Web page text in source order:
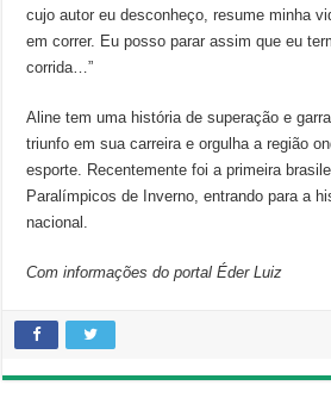
cujo autor eu desconheço, resume minha
em correr. Eu posso parar assim que eu
corrida…”
Aline tem uma história de superação e
triunfo em sua carreira e orgulha a região
esporte. Recentemente foi a primeira
Paralímpicos de Inverno, entrando para a
nacional.
Com informações do portal Éder Luiz